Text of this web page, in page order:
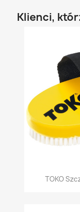
Klienci,

TOKO